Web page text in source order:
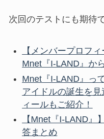
次回のテストにも期待
【メンバープロフ
Mnet『I-LAND』か
Mnet『I-LAND』っ
アイドルの誕生を
ィールもご紹介！
【Mnet『I-LAND』
答まとめ